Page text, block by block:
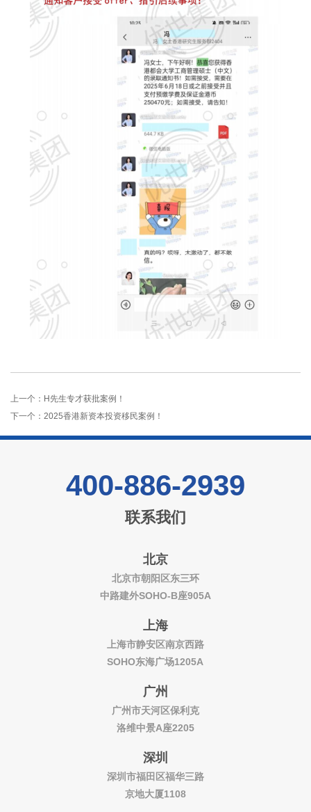
上一个： H先生专才获批案例！
下一个： 2025香港新资本投资移民案例！
400-886-2939
联系我们
北京
北京市朝阳区东三环
中路建外SOHO-B座905A
上海
上海市静安区南京西路
SOHO东海广场1205A
广州
广州市天河区保利克
洛维中景A座2205
深圳
深圳市福田区福华三路
京地大厦1108